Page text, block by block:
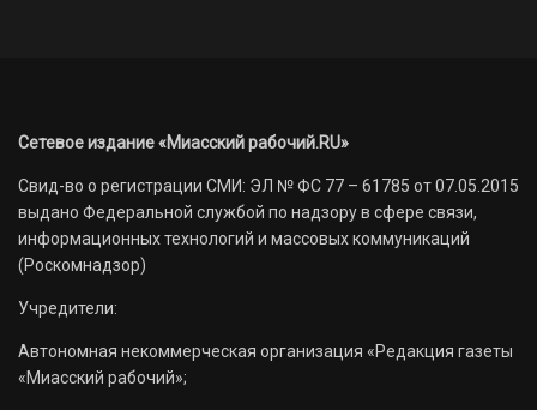
Сетевое издание «Миасский рабочий.RU»
Свид-во о регистрации СМИ: ЭЛ № ФС 77 – 61785 от 07.05.2015
выдано Федеральной службой по надзору в сфере связи,
информационных технологий и массовых коммуникаций
(Роскомнадзор)
Учредители:
Автономная некоммерческая организация «Редакция газеты
«Миасский рабочий»;